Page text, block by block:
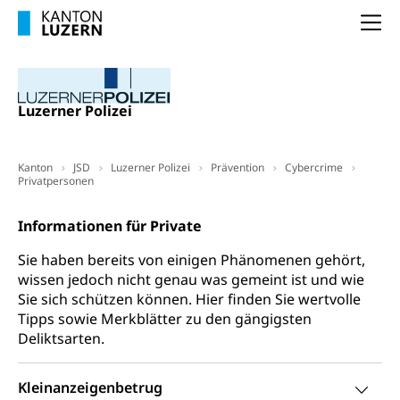
Luzerner Polizei
Kanton JSD Luzerner Polizei Prävention
Cybercrime
Privatpersonen
Luzerner
Polizei
Informationen für Private
Sie haben bereits von einigen Phänomenen gehört,
wissen jedoch nicht genau was gemeint ist und wie
Sie sich schützen können. Hier finden Sie wertvolle
Tipps sowie Merkblätter zu den gängigsten
Deliktsarten.
Kleinanzeigenbetrug
Vorsorge, Altersvorsorge
LUPK - Luzerner Pensionskasse
Altersvorsorge (gruezi.lu.ch)
Bildung und Forschung
Forschungsförderung, Wissenschaftsmarketing,
Wissenschaft, Forschung, Entwicklung, Projekte
Pilotprojekte Klima
Innovative Projekte Landwirtschaft und
Wald
Projektförderung Universität Luzern unilu
Erwachsenenbildung und Weiterbildung
Umschulung, zweiter Bildungsweg,
Nachdiplomstudium, Zusatzlehre, Höhere
Berufsbildung, Berufsmatura nach Lehre,
Neuorientierung, Grundkompetenzen,
Berufsberatung, Standortbestimmung,
Studienberatung, Beratung und Unterstützung,
Erwachsenenmatura
Berufliche Grundbildung